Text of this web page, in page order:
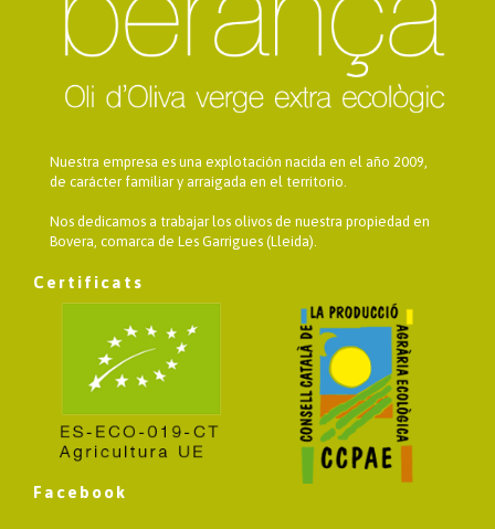
Nuestra empresa es una explotación nacida en el año 2009,
de carácter familiar y arraigada en el territorio.
Nos dedicamos a trabajar los olivos de nuestra propiedad en
Bovera, comarca de Les Garrigues (Lleida).
Certificats
Facebook